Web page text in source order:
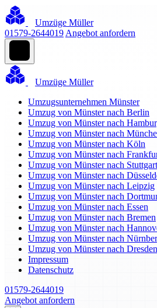
Umzüge Müller
01579-2644019 Angebot anfordern
Umzüge Müller
Umzugsunternehmen Münster
Umzug von Münster nach Berlin
Umzug von Münster nach
Umzug von Münster nach
Umzug von Münster nach Köln
Umzug von Münster nach
Umzug von Münster nach Stuttgart
Umzug von Münster nach
Umzug von Münster nach Leipzig
Umzug von Münster nach
Umzug von Münster nach Essen
Umzug von Münster nach Bremen
Umzug von Münster nach
Umzug von Münster nach
Umzug von Münster nach Dresden
Impressum
Datenschutz
01579-2644019
Angebot anfordern